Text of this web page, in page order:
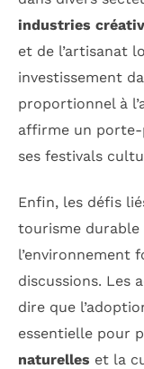
industries
et de l’artisanat
investissement
proportionnel à
affirme un porte-
ses festivals
Enfin, les défis
tourisme
l’environnement
discussions. Les
dire que
essentielle pour
naturelles et la